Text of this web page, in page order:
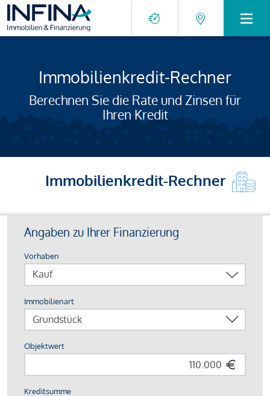
Immobilienkredit-Rechner
Berechnen Sie die Rate und Zinsen für
Ihren Kredit
Immobilienkredit-Rechner